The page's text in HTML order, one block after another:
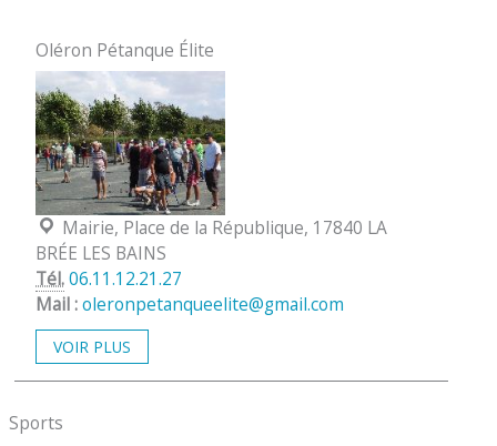
Oléron Pétanque Élite
Localisation :
Mairie, Place de la République, 17840 LA
BRÉE LES BAINS
Tél.06.11.12.21.27
Mail :oleronpetanqueelite@gmail.com
VOIR PLUS
Sports